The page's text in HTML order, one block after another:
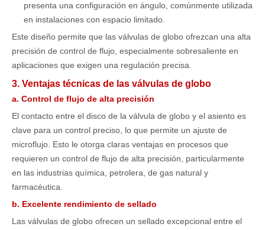
presenta una configuración en ángulo, comúnmente utilizada
en instalaciones con espacio limitado.
Este diseño permite que las válvulas de globo ofrezcan una alta
precisión de control de flujo, especialmente sobresaliente en
aplicaciones que exigen una regulación precisa.
3. Ventajas técnicas de las válvulas de globo
a. Control de flujo de alta precisión
El contacto entre el disco de la válvula de globo y el asiento es
clave para un control preciso, lo que permite un ajuste de
microflujo. Esto le otorga claras ventajas en procesos que
requieren un control de flujo de alta precisión, particularmente
en las industrias química, petrolera, de gas natural y
farmacéutica.
b. Excelente rendimiento de sellado
Las válvulas de globo ofrecen un sellado excepcional entre el